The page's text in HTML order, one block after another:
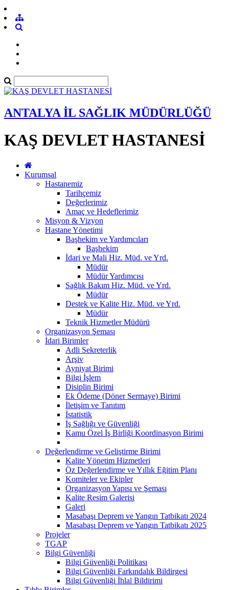
ANTALYA İL SAĞLIK MÜDÜRLÜĞÜ
KAŞ DEVLET HASTANESİ
Kurumsal
Hastanemiz
Tarihçemiz
Değerlerimiz
Amaç ve Hedeflerimiz
Misyon & Vizyon
Hastane Yönetimi
Başhekim ve Yardımcıları
Başhekim
İdari ve Mali Hiz. Müd. ve Yrd.
Müdür
Müdür Yardımcısı
Sağlık Bakım Hiz. Müd. ve Yrd.
Müdür
Destek ve Kalite Hiz. Müd. ve Yrd.
Müdür
Teknik Hizmetler Müdürü
Organizasyon Şeması
İdari Birimler
Adli Sekreterlik
Arşiv
Ayniyat Birimi
Bilgi İşlem
Disiplin Birimi
Ek Ödeme (Döner Sermaye) Birimi
İletişim ve Tanıtım
İstatistik
İş Sağlığı ve Güvenliği
Kamu Özel İş Birliği Koordinasyon Birimi
Değerlendirme ve Geliştirme Birimi
Kalite Yönetim Hizmetleri
Öz Değerlendirme ve Yıllık Eğitim Planı
Komiteler ve Ekipler
Organizasyon Yapısı ve Şeması
Kalite Resim Galerisi
Galeri
Masabaşı Deprem ve Yangın Tatbikatı 2024
Masabaşı Deprem ve Yangın Tatbikatı 2025
Projeler
TGAP
Bilgi Güvenliği
Bilgi Güvenliği Politikası
Bilgi Güvenliği Farkındalık Bildirgesi
Bilgi Güvenliği İhlal Bildirimi